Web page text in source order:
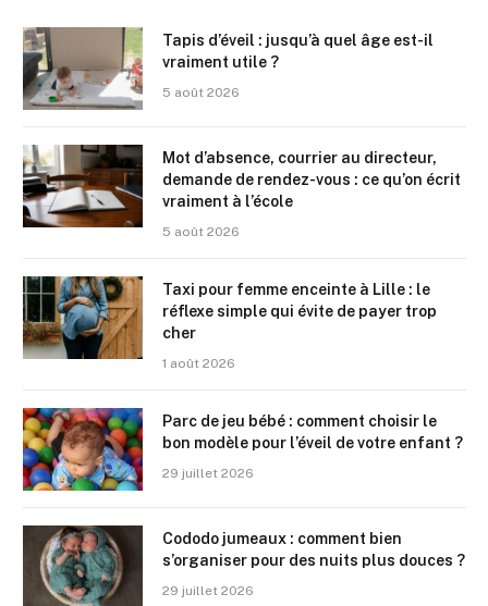
Tapis d’éveil : jusqu’à quel âge est-il
vraiment utile ?
5 août 2026
Mot d’absence, courrier au directeur,
demande de rendez-vous : ce qu’on écrit
vraiment à l’école
5 août 2026
Taxi pour femme enceinte à Lille : le
réflexe simple qui évite de payer trop
cher
1 août 2026
Parc de jeu bébé : comment choisir le
bon modèle pour l’éveil de votre enfant ?
29 juillet 2026
Cododo jumeaux : comment bien
s’organiser pour des nuits plus douces ?
29 juillet 2026